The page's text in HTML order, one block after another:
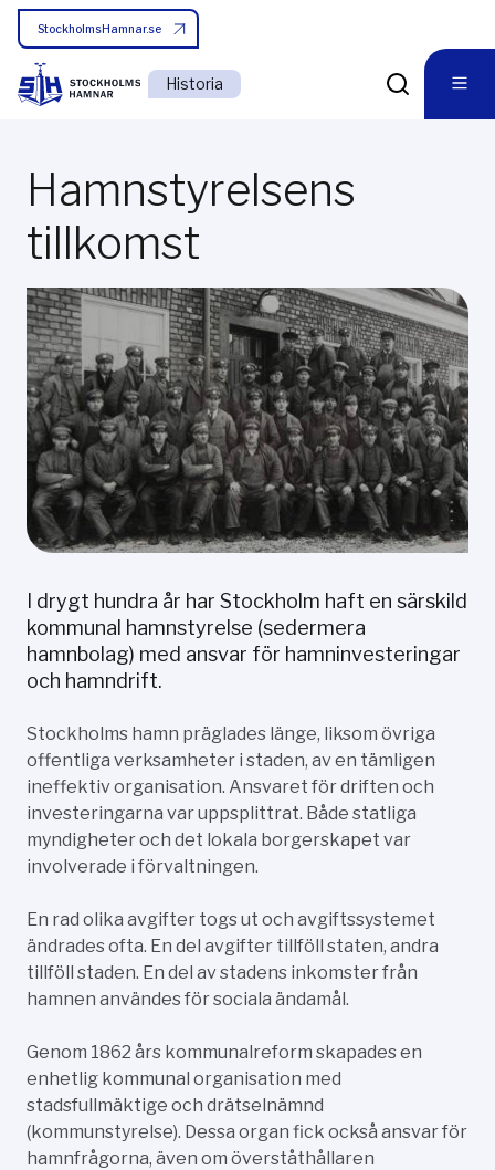
StockholmsHamnar.se
Historia
Hamnstyrelsens
tillkomst
I drygt hundra år har Stockholm haft en särskild
kommunal hamnstyrelse (sedermera
hamnbolag) med ansvar för hamninvesteringar
och hamndrift.
Stockholms hamn präglades länge, liksom övriga
offentliga verksamheter i staden, av en tämligen
ineffektiv organisation. Ansvaret för driften och
investeringarna var uppsplittrat. Både statliga
myndigheter och det lokala borgerskapet var
involverade i förvaltningen.
En rad olika avgifter togs ut och avgiftssystemet
ändrades ofta. En del avgifter tillföll staten, andra
tillföll staden. En del av stadens inkomster från
hamnen användes för sociala ändamål.
Genom 1862 års kommunalreform skapades en
enhetlig kommunal organisation med
stadsfullmäktige och drätselnämnd
(kommunstyrelse). Dessa organ fick också ansvar för
hamnfrågorna, även om överståthållaren